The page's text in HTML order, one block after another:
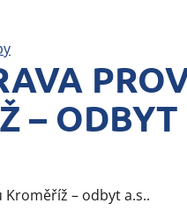
– ODBYT
– odbyt a.s..